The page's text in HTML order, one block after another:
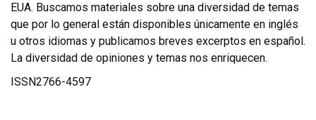
EUA. Buscamos materiales sobre una diversidad de temas
que por lo general están disponibles únicamente en inglés
u otros idiomas y publicamos breves excerptos en español.
La diversidad de opiniones y temas nos enriquecen.
ISSN2766-4597